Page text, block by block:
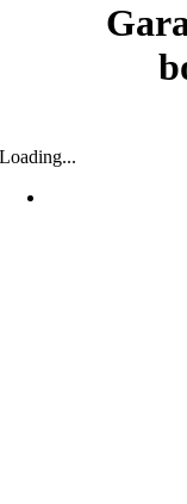
Loading...